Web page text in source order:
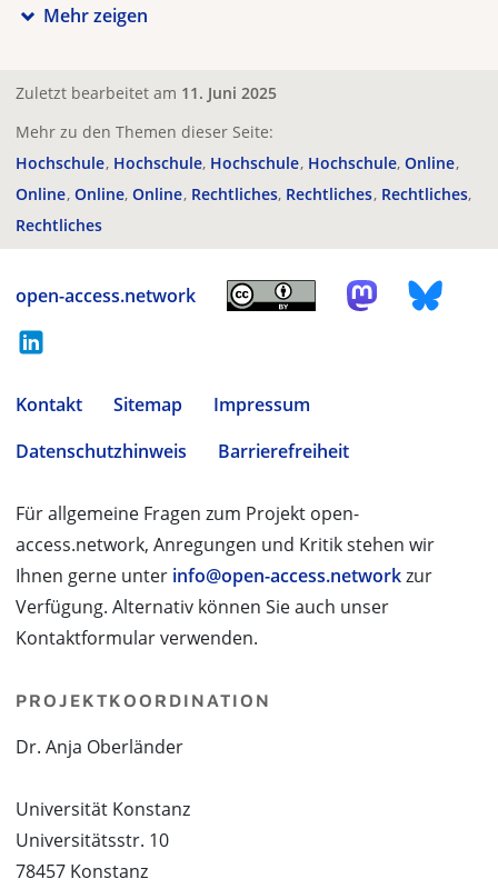
Mehr zeigen
Zuletzt bearbeitet am 11. Juni 2025
Mehr zu den Themen dieser Seite:
Hochschule Hochschule Hochschule Hochschule Online
Online Online Online Rechtliches Rechtliches Rechtliches
Rechtliches
open-access.network
Kontakt Sitemap
Impressum
Datenschutzhinweis
Barrierefreiheit
Für allgemeine Fragen zum Projekt open-
access.network, Anregungen und Kritik stehen wir
Ihnen gerne unter info@open-access.networkzur
Verfügung. Alternativ können Sie auch unser
Kontaktformular verwenden.
PROJEKTKOORDINATION
Dr. Anja Oberländer
Universität Konstanz
Universitätsstr. 10
78457 Konstanz